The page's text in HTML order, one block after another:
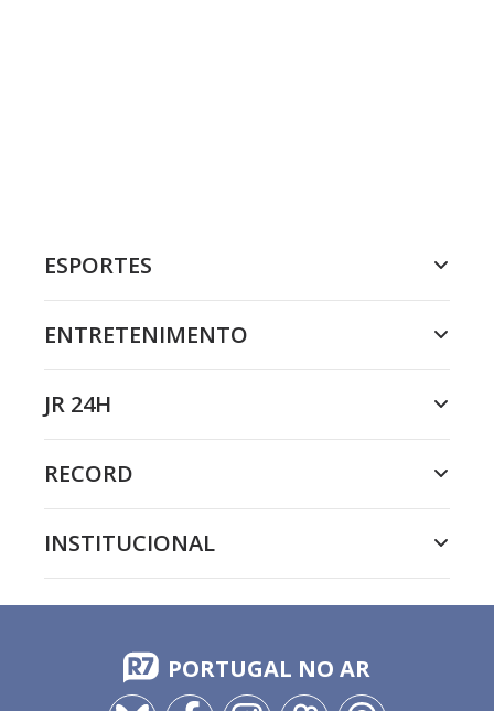
ESPORTES
ENTRETENIMENTO
JR 24H
RECORD
INSTITUCIONAL
PORTUGAL NO AR